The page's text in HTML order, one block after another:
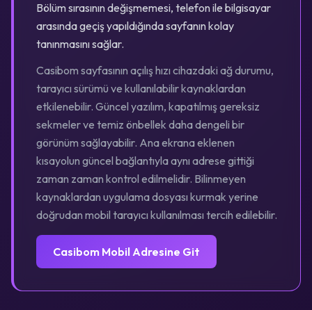
Bölüm sırasının değişmemesi, telefon ile bilgisayar
arasında geçiş yapıldığında sayfanın kolay
tanınmasını sağlar.
Casibom sayfasının açılış hızı cihazdaki ağ durumu,
tarayıcı sürümü ve kullanılabilir kaynaklardan
etkilenebilir. Güncel yazılım, kapatılmış gereksiz
sekmeler ve temiz önbellek daha dengeli bir
görünüm sağlayabilir. Ana ekrana eklenen
kısayolun güncel bağlantıyla aynı adrese gittiği
zaman zaman kontrol edilmelidir. Bilinmeyen
kaynaklardan uygulama dosyası kurmak yerine
doğrudan mobil tarayıcı kullanılması tercih edilebilir.
Casibom Mobil Adresine Git